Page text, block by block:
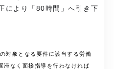
により「80時間」へ引き下
対象となる要件に該当する労働
滞なく面接指導を行わなければ